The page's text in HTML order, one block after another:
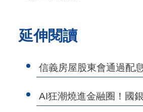
延伸閱讀
信義房屋股東會通過配
AI狂潮燒進金融圈！國